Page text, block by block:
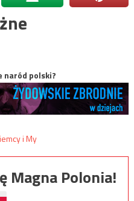
naród polski?
Magna Polonia!